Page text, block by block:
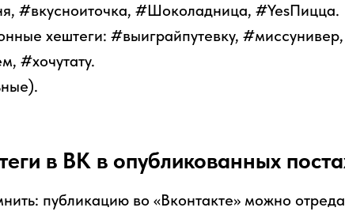
#вкусноиточка, #Шоколадница, #YesПицца.
хештеги: #выиграйпутевку, #миссунивер,
#хочутату.
в ВК в опубликованных
публикацию во «Вконтакте» можно